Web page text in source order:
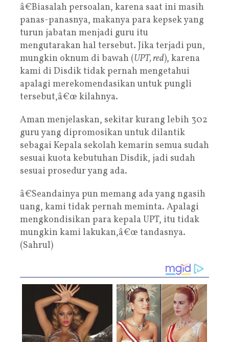
â€Biasalah persoalan, karena saat ini masih
panas-panasnya, makanya para kepsek yang
turun jabatan menjadi guru itu
mengutarakan hal tersebut. Jika terjadi pun,
mungkin oknum di bawah (UPT, red), karena
kami di Disdik tidak pernah mengetahui
apalagi merekomendasikan untuk pungli
tersebut,â€œ kilahnya.
Aman menjelaskan, sekitar kurang lebih 302
guru yang dipromosikan untuk dilantik
sebagai Kepala sekolah kemarin semua sudah
sesuai kuota kebutuhan Disdik, jadi sudah
sesuai prosedur yang ada.
â€Seandainya pun memang ada yang ngasih
uang, kami tidak pernah meminta. Apalagi
mengkondisikan para kepala UPT, itu tidak
mungkin kami lakukan,â€œ tandasnya.
(Sahrul)